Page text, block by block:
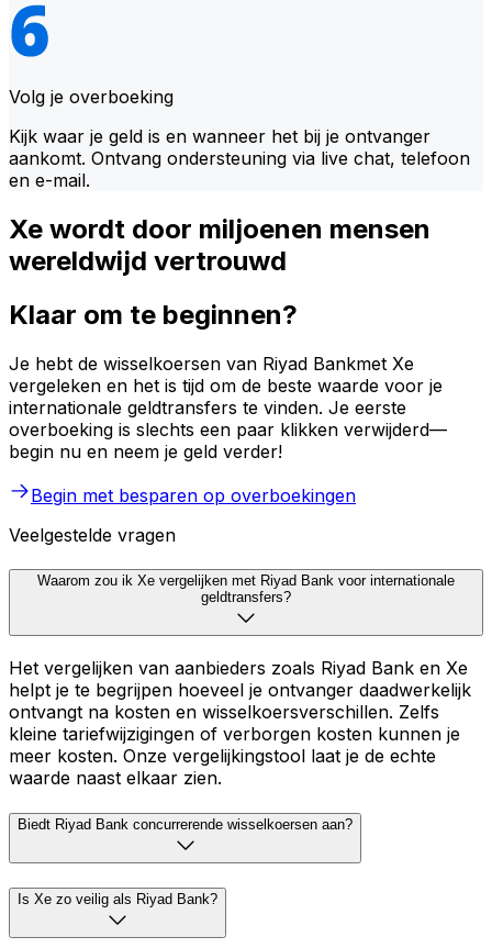
Volg je overboeking
Kijk waar je geld is en wanneer het bij je ontvanger
aankomt. Ontvang ondersteuning via live chat, telefoon
en e-mail.
Xe wordt door miljoenen mensen
wereldwijd vertrouwd
Klaar om te beginnen?
Je hebt de wisselkoersen van Riyad Bankmet Xe
vergeleken en het is tijd om de beste waarde voor je
internationale geldtransfers te vinden. Je eerste
overboeking is slechts een paar klikken verwijderd—
begin nu en neem je geld verder!
Begin met besparen op overboekingen
Veelgestelde vragen
Waarom zou ik Xe vergelijken met Riyad Bank voor internationale
geldtransfers?
Het vergelijken van aanbieders zoals Riyad Bank en Xe
helpt je te begrijpen hoeveel je ontvanger daadwerkelijk
ontvangt na kosten en wisselkoersverschillen. Zelfs
kleine tariefwijzigingen of verborgen kosten kunnen je
meer kosten. Onze vergelijkingstool laat je de echte
waarde naast elkaar zien.
Biedt Riyad Bank concurrerende wisselkoersen aan?
Is Xe zo veilig als Riyad Bank?